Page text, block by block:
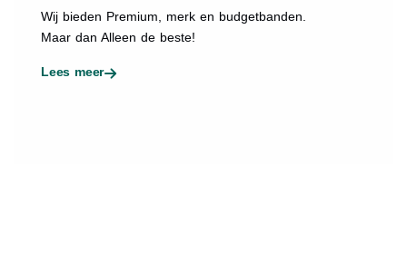
Wij bieden Premium, merk en budgetbanden.
Maar dan Alleen de beste!
Lees meer